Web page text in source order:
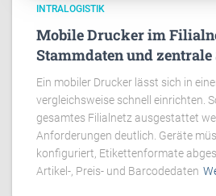
INTRALOGISTIK
Mobile Drucker im
Stammdaten und zentrale
Ein mobiler Drucker lässt sich in
vergleichsweise schnell einrichten.
gesamtes Filialnetz ausgestattet
Anforderungen deutlich. Geräte
konfiguriert, Etikettenformate
Artikel-, Preis- und Barcodedaten